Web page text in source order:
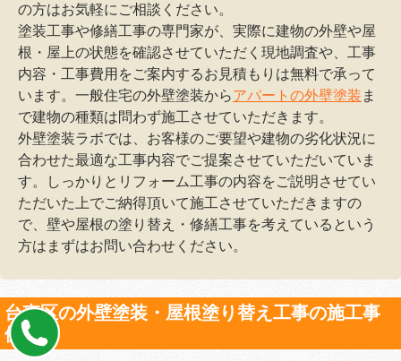
の方はお気軽にご相談ください。
塗装工事や修繕工事の専門家が、実際に建物の外壁や屋
根・屋上の状態を確認させていただく現地調査や、工事
内容・工事費用をご案内するお見積もりは無料で承って
います。一般住宅の外壁塗装からアパートの外壁塗装 ま
で建物の種類は問わず施工させていただきます。
外壁塗装ラボでは、お客様のご要望や建物の劣化状況に
合わせた最適な工事内容でご提案させていただいていま
す。しっかりとリフォーム工事の内容をご説明させてい
ただいた上でご納得頂いて施工させていただきますの
で、壁や屋根の塗り替え・修繕工事を考えているという
方はまずはお問い合わせください。
台東区の外壁塗装・屋根塗り替え工事の施工事
例